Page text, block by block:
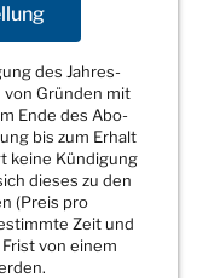
des Jahres-
Gründen mit
Ende des Abo-
bis zum Erhalt
keine Kündigung
dieses zu den
(Preis pro
Zeit und
von einem